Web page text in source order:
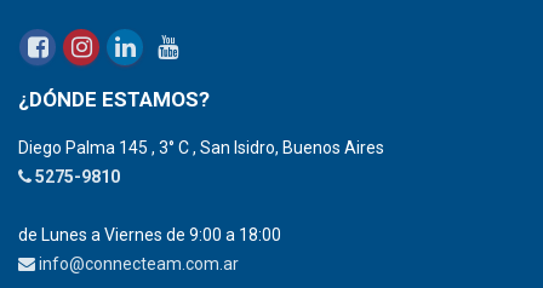
¿DÓNDE ESTAMOS?
Diego Palma 145 , 3° C , San Isidro, Buenos Aires
5275-9810
de Lunes a Viernes de 9:00 a 18:00
info@connecteam.com.ar